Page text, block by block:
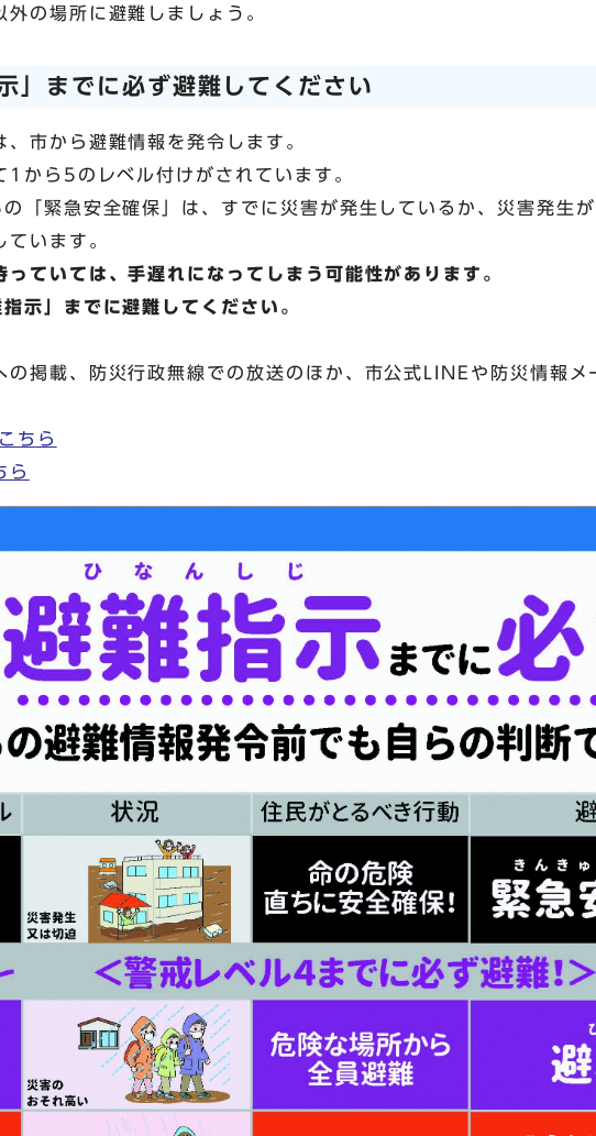
外の場所に避難しましょう。
」までに必ず避難してください
市から避難情報を発令します。
1から5のレベル付けがされています。
「緊急安全確保」は、すでに災害が発生しているか、災害発生
います。
っていては、手遅れになってしまう可能性があります。
示」までに避難してください。
の掲載、防災行政無線での放送のほか、市公式LINEや防災情報
ちら
ら